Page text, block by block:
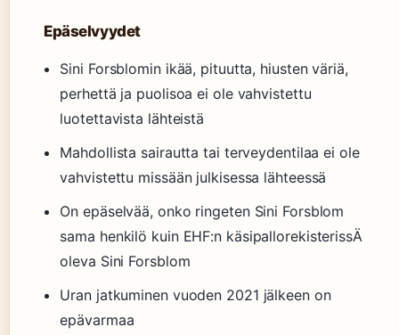
Epäselvyydet
Sini Forsblomin ikää, pituutta, hiusten väriä,
perhettä ja puolisoa ei ole vahvistettu
luotettavista lähteistä
Mahdollista sairautta tai terveydentilaa ei ole
vahvistettu missään julkisessa lähteessä
On epäselvää, onko ringeten Sini Forsblom
sama henkilö kuin EHF:n käsipallorekisterissÄ
oleva Sini Forsblom
Uran jatkuminen vuoden 2021 jälkeen on
epävarmaa